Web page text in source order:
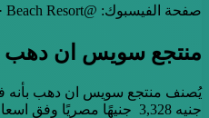
صفحة الفيسبوك: @JazDahabeya · Beach Resort
منتجع سويس ان دهب
جنيه 3,328 جنيهًا مصريًا وفق اسعار فنادق دهب.